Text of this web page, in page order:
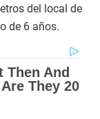
del local de
de 6 años.